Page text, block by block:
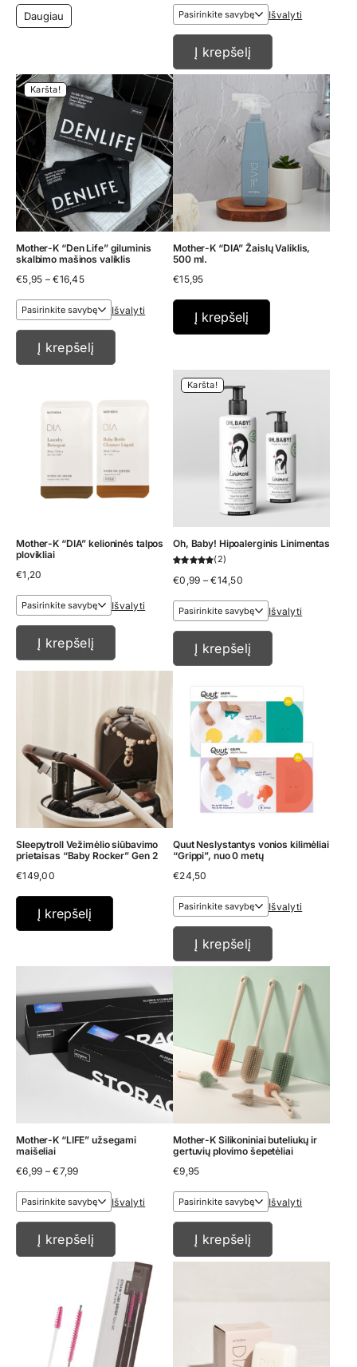
Daugiau
€2,99
throughIšvalyti
Į krepšelį
Karšta!
Mother-K “Den Life” giluminis
skalbimo mašinos valiklis
€5,95 – €16,45Price
€5,95
throughIšvalyti
Į krepšelį
Mother-K “DIA” Žaislų Valiklis,
500 ml.
€15,95
Į krepšelį
Mother-K “DIA” kelioninės talpos
plovikliai
€1,20
Išvalyti
Į krepšelį
Karšta!
Oh, Baby! Hipoalerginis Linimentas
2
€0,99 – €14,50Price
€0,99
throughIšvalyti
Į krepšelį
Sleepytroll Vežimėlio siūbavimo
prietaisas “Baby Rocker” Gen 2
€149,00
Į krepšelį
Quut Neslystantys vonios kilimėliai
“Grippi”, nuo 0 metų
€24,50
Išvalyti
Į krepšelį
Mother-K “LIFE” užsegami
maišeliai
€6,99 – €7,99Price
€6,99
throughIšvalyti
Į krepšelį
Mother-K Silikoniniai buteliukų ir
gertuvių plovimo šepetėliai
€9,95
Išvalyti
Į krepšelį